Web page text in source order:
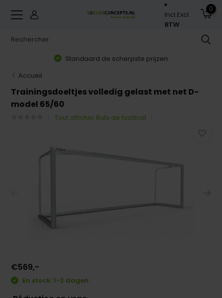
Incl.Excl.
BTW
0
Standaard de scherpste prijzen
Accueil
Trainingsdoeltjes volledig gelast met net D-
model 65/60
Tout afficher Buts de football
€569,-
En stock: 1-2 dagen